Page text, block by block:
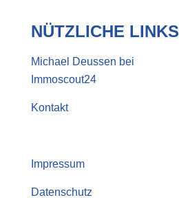
NÜTZLICHE LINKS
Michael Deussen bei
Immoscout24
Kontakt
Impressum
Datenschutz